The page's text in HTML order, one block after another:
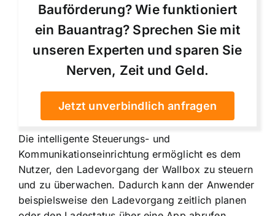
Bauförderung? Wie funktioniert
ein Bauantrag? Sprechen Sie mit
unseren Experten und sparen Sie
Nerven, Zeit und Geld.
Jetzt unverbindlich anfragen
Die intelligente Steuerungs- und
Kommunikationseinrichtung ermöglicht es dem
Nutzer, den Ladevorgang der Wallbox zu steuern
und zu überwachen. Dadurch kann der Anwender
beispielsweise den Ladevorgang zeitlich planen